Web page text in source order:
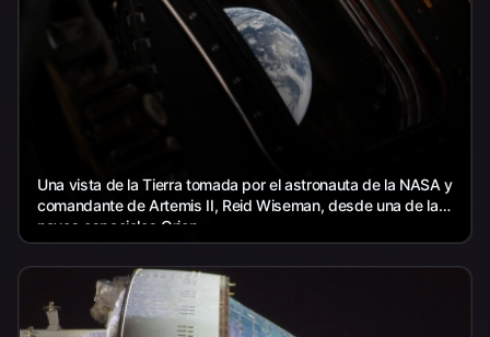
Una vista de la Tierra tomada por el astronauta de la NASA y
comandante de Artemis II, Reid Wiseman, desde una de las
naves espaciales Orion...